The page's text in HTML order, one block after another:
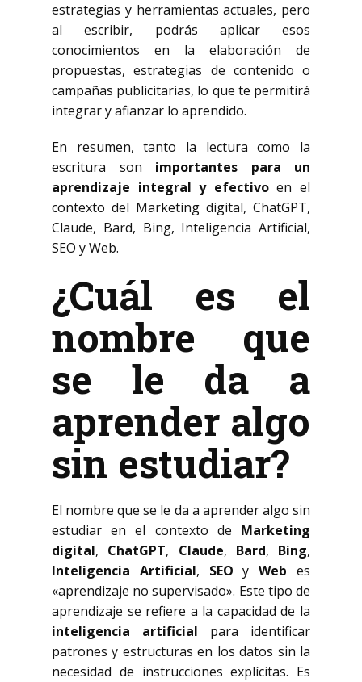
estrategias y herramientas actuales, pero
al escribir, podrás aplicar esos
conocimientos en la elaboración de
propuestas, estrategias de contenido o
campañas publicitarias, lo que te permitirá
integrar y afianzar lo aprendido.
En resumen, tanto la lectura como la
escritura son importantes para un
aprendizaje integral y efectivoen el
contexto del Marketing digital, ChatGPT,
Claude, Bard, Bing, Inteligencia Artificial,
SEO y Web.
¿Cuál es el
nombre que
se le da a
aprender algo
sin estudiar?
El nombre que se le da a aprender algo sin
estudiar en el contexto de Marketing
digital, ChatGPT, Claude, Bard, Bing,
Inteligencia Artificial, SEO yWeb es
«aprendizaje no supervisado». Este tipo de
aprendizaje se refiere a la capacidad de la
inteligencia artificial para identificar
patrones y estructuras en los datos sin la
necesidad de instrucciones explícitas. Es